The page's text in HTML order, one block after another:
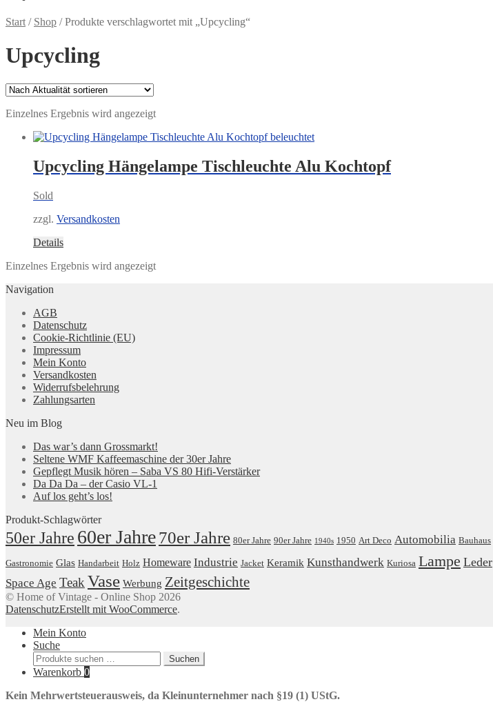
Start / Shop /Produkte verschlagwortet mit „Upcycling“
Upcycling
Einzelnes Ergebnis wird angezeigt
Upcycling Hängelampe Tischleuchte Alu Kochtopf
Sold
zzgl. Versandkosten
Details
Einzelnes Ergebnis wird angezeigt
Navigation
AGB
Datenschutz
Cookie-Richtlinie (EU)
Impressum
Mein Konto
Versandkosten
Widerrufsbelehrung
Zahlungsarten
Neu im Blog
Das war’s dann Grossmarkt!
Seltene WMF Kaffeemaschine der 30er Jahre
Gepflegt Musik hören – Saba VS 80 Hifi-Verstärker
Da Da Da – der Casio VL-1
Auf los geht’s los!
Produkt-Schlagwörter
50er Jahre 60er Jahre70er Jahre 80er Jahre 90er Jahre 1940s 1950 Art Deco Automobilia Bauhaus
Gastronomie Glas Handarbeit Holz Homeware Industrie Jacket Keramik Kunsthandwerk Kuriosa Lampe Leder
Space Age Teak Vase Werbung Zeitgeschichte
© Home of Vintage - Online Shop 2026
DatenschutzErstellt mit WooCommerce.
Mein Konto
Suche
Suchen
nach:
Suchen
Warenkorb 0
Kein Mehrwertsteuerausweis, da Kleinunternehmer nach §19 (1) UStG.